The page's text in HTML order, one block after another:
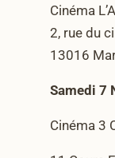
Cinéma
2, rue du
13016
Samedi 7
Cinéma 3